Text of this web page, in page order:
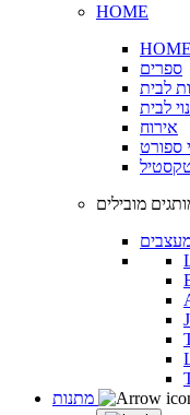
HOME
ספרים
לבית
לבית
אירוח
ספורט
מובילים